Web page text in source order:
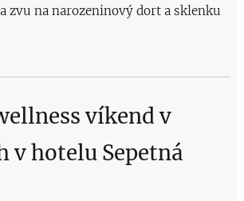
zvu na narozeninový dort a sklenku
víkend v
v hotelu Sepetná